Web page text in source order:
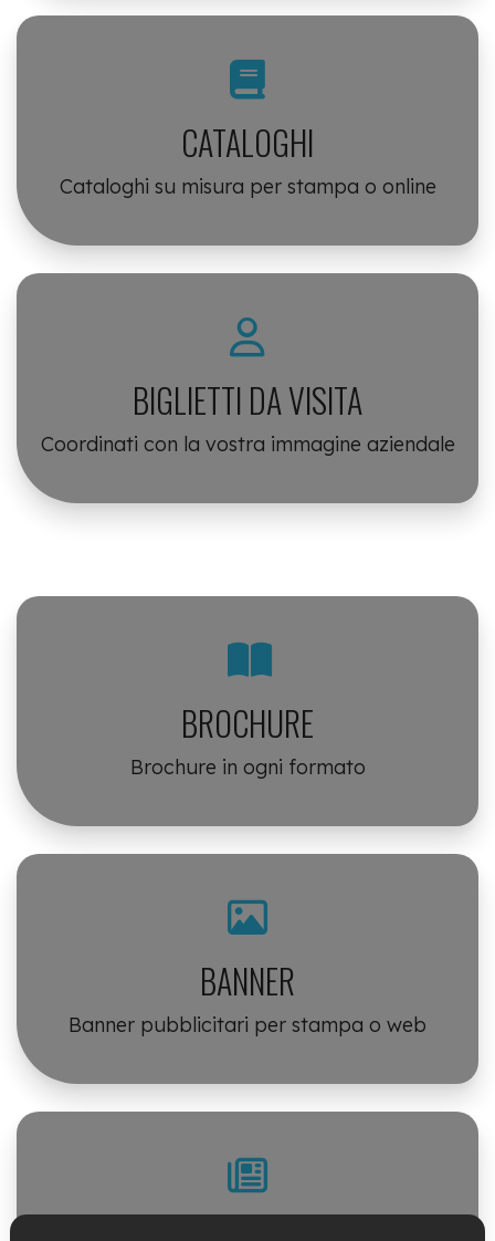
CATALOGHI
Cataloghi su misura per stampa o online
BIGLIETTI DA VISITA
Coordinati con la vostra immagine aziendale
BROCHURE
Brochure in ogni formato
BANNER
Banner pubblicitari per stampa o web